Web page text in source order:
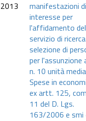
2013
manifestazioni di
interesse per
l'affidamento del
servizio di
selezione di
per l'assunzione
n. 10 unità
Spese in
ex artt. 125,
11 del D. Lgs.
163/2006 e smi